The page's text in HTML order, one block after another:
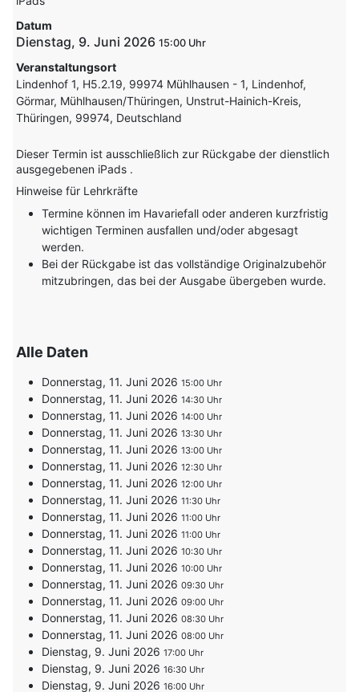
Datum
Dienstag, 9. Juni 2026 15:00
Veranstaltungsort
Lindenhof 1, H5.2.19, 99974 Mühlhausen - 1, Lindenhof,
Görmar, Mühlhausen/Thüringen, Unstrut-Hainich-Kreis,
Thüringen, 99974, Deutschland
Dieser Termin ist ausschließlich zur Rückgabe der dienstlich
ausgegebenen iPads .
Hinweise für Lehrkräfte
Termine können im Havariefall oder anderen kurzfristig
wichtigen Terminen ausfallen und/oder abgesagt
werden.
Bei der Rückgabe ist das vollständige Originalzubehör
mitzubringen, das bei der Ausgabe übergeben wurde.
Alle Daten
Donnerstag, 11. Juni 202615:00
Donnerstag, 11. Juni 202614:30
Donnerstag, 11. Juni 202614:00
Donnerstag, 11. Juni 202613:30
Donnerstag, 11. Juni 202613:00
Donnerstag, 11. Juni 202612:30
Donnerstag, 11. Juni 202612:00
Donnerstag, 11. Juni 202611:30
Donnerstag, 11. Juni 202611:00
Donnerstag, 11. Juni 202611:00
Donnerstag, 11. Juni 202610:30
Donnerstag, 11. Juni 202610:00
Donnerstag, 11. Juni 202609:30
Donnerstag, 11. Juni 202609:00
Donnerstag, 11. Juni 202608:30
Donnerstag, 11. Juni 202608:00
Dienstag, 9. Juni 202617:00
Dienstag, 9. Juni 202616:30
Dienstag, 9. Juni 202616:00